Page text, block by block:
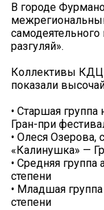
В городе
самодеятельного
разгуляй».
Коллективы КДЦ
показали
• Старшая
Гран-при
• Олеся Озерова,
«Калинушка» —
• Средняя
степени
• Младшая
степени